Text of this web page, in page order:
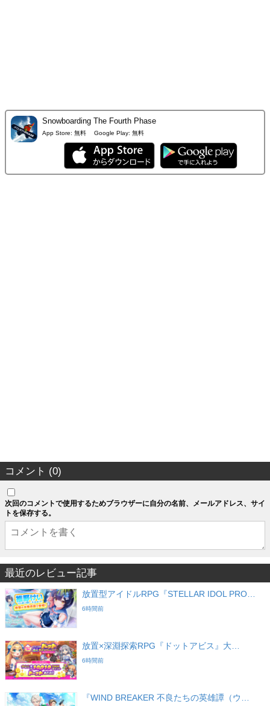
Snowboarding The Fourth Phase
App Store: 無料 Google Play: 無料
コメント (0)
次回のコメントで使用するためブラウザーに自分の名前、メールアドレス、サイ
トを保存する。
最近のレビュー記事
放置型アイドルRPG『STELLAR IDOL PRO…
6時間前
放置×深淵探索RPG『ドットアビス』大…
6時間前
『WIND BREAKER 不良たちの英雄譚（ウ…